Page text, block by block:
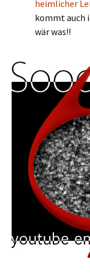
heimlicher
kommt auch
wär was!!